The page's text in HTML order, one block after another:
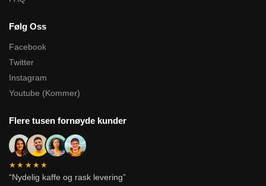
Følg Oss
Facebook
Twitter
Instagram
Youtube (Kommer)
Flere tusen fornøyde kunder
★★★★★
“Nydelig kaffe og rask levering”